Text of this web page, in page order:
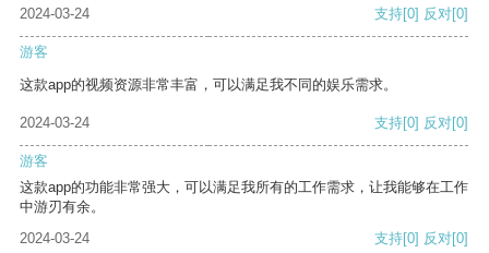
2024-03-24 支持[0] 反对[0]
游客
这款app的视频资源非常丰富，可以满足我不同的娱乐需求。
2024-03-24 支持[0] 反对[0]
游客
这款app的功能非常强大，可以满足我所有的工作需求，让我能够在工作
中游刃有余。
2024-03-24
支持[0] 反对[0]